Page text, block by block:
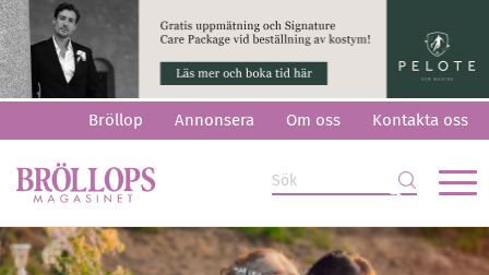
Bröllop Annonsera Om oss Kontakta oss